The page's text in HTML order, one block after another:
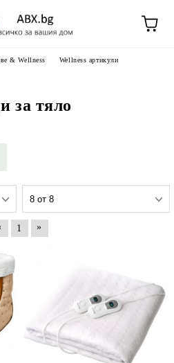
& Wellness
Wellness артикули
за тяло
1 »